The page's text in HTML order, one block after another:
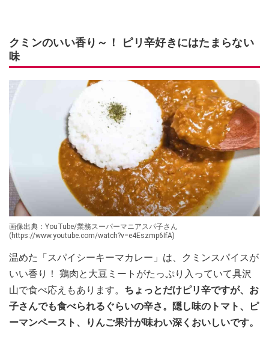
クミンのいい香り～！ ピリ辛好きにはたまらない
味
画像出典：YouTube/業務スーパーマニアスパ子さん
(https://www.youtube.com/watch?v=e4Eszmp6IfA)
温めた「スパイシーキーマカレー」は、クミンスパイスが
いい香り！ 鶏肉と大豆ミートがたっぷり入っていて具沢
山で食べ応えもあります。 ちょっとだけピリ辛ですが、お
子さんでも食べられるぐらいの辛さ。隠し味のトマト、ピ
ーマンペースト、りんご果汁が味わい深くおいしいです。